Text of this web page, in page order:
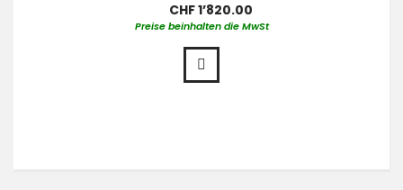
CHF 1’820.00
Preise beinhalten die MwSt